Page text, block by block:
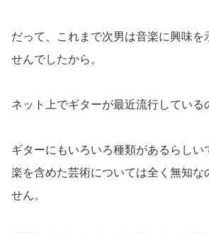
だって、これまで次男は音楽に興味を
せんでしたから。
ネット上でギターが最近流行している
ギターにもいろいろ種類があるらしい
楽を含めた芸術については全く無知な
せん。